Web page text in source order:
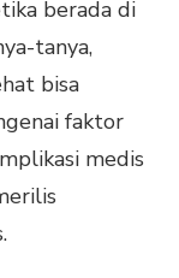
berada di
tanya,
bisa
faktor
medis